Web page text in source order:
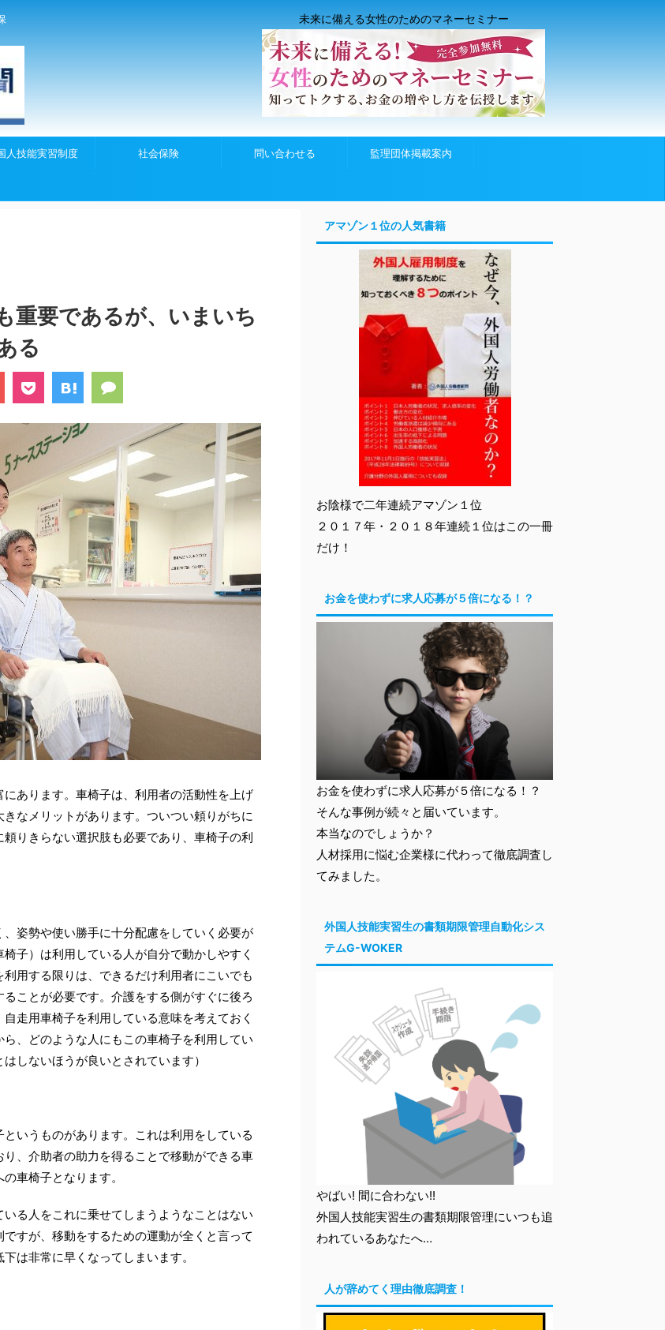
未来に備える女性のためのマネーセミナー
人技能実習制度 社会保険 問い合わせる 監理団体掲載案内
重要であるが、いまいち
る
あります。車椅子は、利用者の活動性を上げ
なメリットがあります。ついつい頼りがちに
りきらない選択肢も必要であり、車椅子の利
姿勢や使い勝手に十分配慮をしていく必要が
子）は利用している人が自分で動かしやすく
用する限りは、できるだけ利用者にこいでも
ことが必要です。介護をする側がすぐに後ろ
走用車椅子を利用している意味を考えておく
、どのような人にもこの車椅子を利用してい
しないほうが良いとされています）
いうものがあります。これは利用をしている
、介助者の助力を得ることで移動ができる車
車椅子となります。
る人をこれに乗せてしまうようなことはない
すが、移動をするための運動が全くと言って
は非常に早くなってしまいます。
アマゾン１位の人気書籍
お陰様で二年連続アマゾン１位
２０１７年・２０１８年連続１位はこの一冊
だけ！
お金を使わずに求人応募が５倍になる！？
お金を使わずに求人応募が５倍になる！？
そんな事例が続々と届いています。
本当なのでしょうか？
人材採用に悩む企業様に代わって徹底調査し
てみました。
外国人技能実習生の書類期限管理自動化シス
テムG-WOKER
やばい! 間に合わない!!
外国人技能実習生の書類期限管理にいつも追
われているあなたへ…
人が辞めてく理由徹底調査！